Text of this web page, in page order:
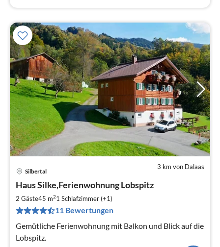
3 km von Dalaas
Silbertal
Haus Silke,Ferienwohnung Lobspitz
2 Gäste45 m21 Schlafzimmer (+1)
11 Bewertungen
Gemütliche Ferienwohnung mit Balkon und Blick auf die
Lobspitz.